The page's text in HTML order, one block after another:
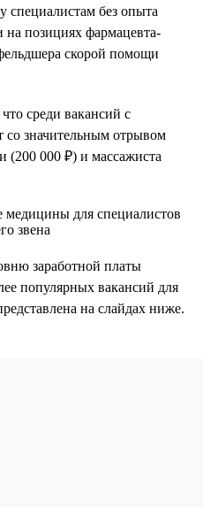
без опыта
на позициях фармацевта-
скорой помощи
среди вакансий с
со значительным отрывом
(200 000 ₽) и массажиста
заработной платы
популярных вакансий для
на слайдах ниже.